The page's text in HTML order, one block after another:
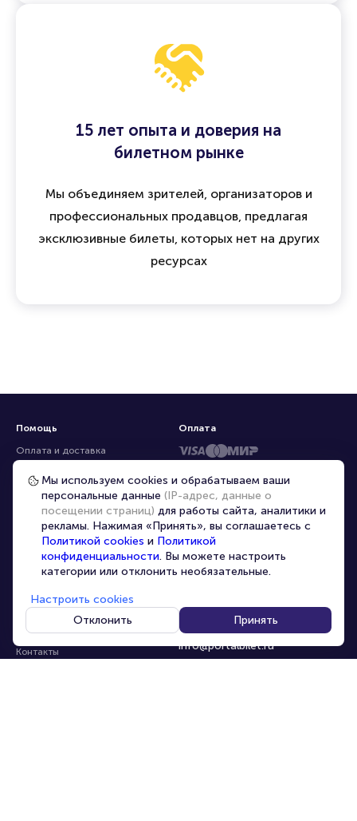
15 лет опыта и доверия на
билетном рынке
Мы объединяем зрителей, организаторов и
профессиональных продавцов, предлагая
эксклюзивные билеты, которых нет на других
ресурсах
Помощь
Оплата и доставка
Частые вопросы
Перепродажа билетов
Организаторам
Корпоративным клиентам
VIP-билеты
Персональные данные
О компании
Контакты
8-800-500-42-62
8-499-226-15-14
info@portalbilet.ru
С 10:00 до 21:00,
Оплата
Мы используем cookies и обрабатываем ваши
персональные данные (IP-адрес, данные о
посещении страниц) для работы сайта, аналитики и
рекламы. Нажимая «Принять», вы соглашаетесь с
Политикой cookies и Политикой
конфиденциальности. Вы можете настроить
категории или отклонить необязательные.
Настроить cookies
Отклонить
Принять